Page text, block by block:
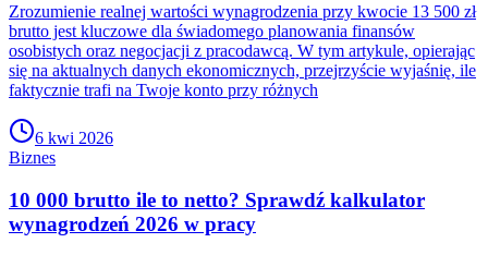
Zrozumienie realnej wartości wynagrodzenia przy kwocie 13 500 zł
brutto jest kluczowe dla świadomego planowania finansów
osobistych oraz negocjacji z pracodawcą. W tym artykule, opierając
się na aktualnych danych ekonomicznych, przejrzyście wyjaśnię, ile
faktycznie trafi na Twoje konto przy różnych
6 kwi 2026
Biznes
10 000 brutto ile to netto? Sprawdź kalkulator
wynagrodzeń 2026 w pracy